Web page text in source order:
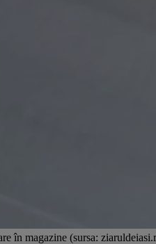
în magazine (sursa: